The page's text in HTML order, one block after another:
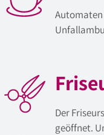
Automaten
Der
geöffnet.